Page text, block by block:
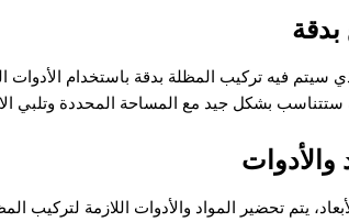
سيتم فيه تركيب المظلة بدقة باستخدام الأدوات
ستتناسب بشكل جيد مع المساحة المحددة وتلبي
والأدوات
يتم تحضير المواد والأدوات اللازمة لتركيب